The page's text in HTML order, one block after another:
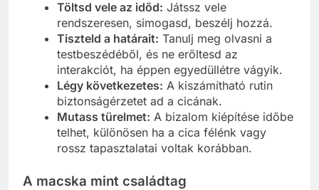
Töltsd vele az időd: Játssz vele
rendszeresen, simogasd, beszélj hozzá.
Tiszteld a határait: Tanulj meg olvasni a
testbeszédéből, és ne erőltesd az
interakciót, ha éppen egyedüllétre vágyik.
Légy következetes: A kiszámítható rutin
biztonságérzetet ad a cicának.
Mutass türelmet: A bizalom kiépítése időbe
telhet, különösen ha a cica félénk vagy
rossz tapasztalatai voltak korábban.
A macska mint családtag